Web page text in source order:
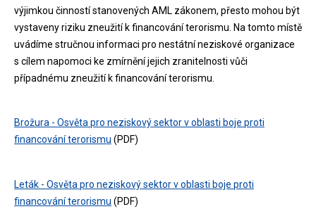
výjimkou činností stanovených AML zákonem, přesto mohou být
vystaveny riziku zneužití k financování terorismu. Na tomto místě
uvádíme stručnou informaci pro nestátní neziskové organizace
s cílem napomoci ke zmírnění jejich zranitelnosti vůči
případnému zneužití k financování terorismu.
Brožura - Osvěta pro neziskový sektor v oblasti boje proti
financování terorismu (PDF)
Leták - Osvěta pro neziskový sektor v oblasti boje proti
financování terorismu (PDF)